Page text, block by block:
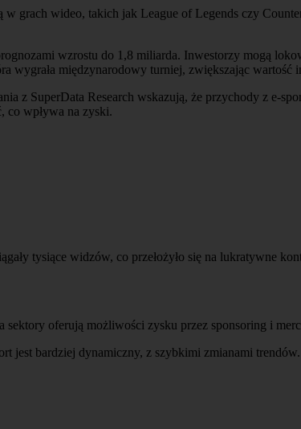
grach wideo, takich jak League of Legends czy
wzrostu do 1,8 miliarda. Inwestorzy mogą
wygrała międzynarodowy turniej, zwiększając wartość
z SuperData Research wskazują, że przychody z e-
co wpływa na zyski.
tysiące widzów, co przełożyło się na lukratywne
oferują możliwości zysku przez sponsoring i
jest bardziej dynamiczny, z szybkimi zmianami